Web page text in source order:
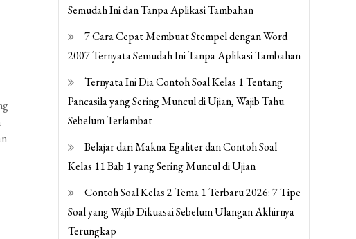
Semudah Ini dan Tanpa Aplikasi Tambahan
7 Cara Cepat Membuat Stempel dengan Word
2007 Ternyata Semudah Ini Tanpa Aplikasi Tambahan
Ternyata Ini Dia Contoh Soal Kelas 1 Tentang
Pancasila yang Sering Muncul di Ujian, Wajib Tahu
Sebelum Terlambat
Belajar dari Makna Egaliter dan Contoh Soal
Kelas 11 Bab 1 yang Sering Muncul di Ujian
Contoh Soal Kelas 2 Tema 1 Terbaru 2026: 7 Tipe
Soal yang Wajib Dikuasai Sebelum Ulangan Akhirnya
Terungkap